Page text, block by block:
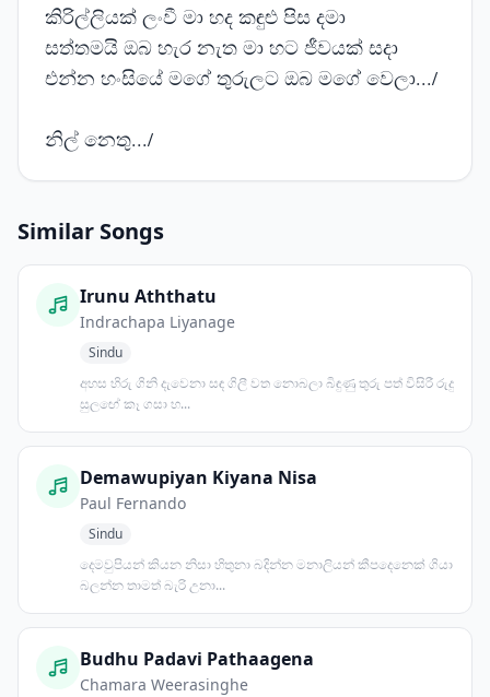
කිරිල්ලියක් ලංවී මා හද කඳුළු පිස දමා
සත්තමයි ඔබ හැර නැත මා හට ජීවයක් සදා
එන්න හංසියේ මගේ තුරුලට ඔබ මගේ වෙලා.../
නිල් නෙතු.../
Similar Songs
Irunu Aththatu
Indrachapa Liyanage
Sindu
අහස හිරු ගිනි දැවෙනා සඳ ගිලී වත නොබලා බිඳුණු තුරු පත් විසිරී රුදු
සුලඟේ කෑ ගසා හ...
Demawupiyan Kiyana Nisa
Paul Fernando
Sindu
දෙමවුපියන් කියන නිසා හිතුනා බදින්න මනාලියන් කීපදෙනෙක් ගියා
බලන්න තාමත් බැරි උනා...
Budhu Padavi Pathaagena
Chamara Weerasinghe